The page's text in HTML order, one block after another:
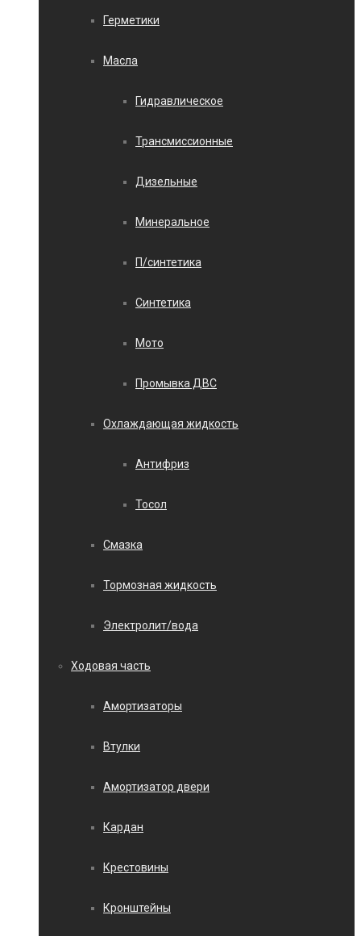
Герметики
Масла
Гидравлическое
Трансмиссионные
Дизельные
Минеральное
П/синтетика
Синтетика
Мото
Промывка ДВС
Охлаждающая жидкость
Антифриз
Тосол
Смазка
Тормозная жидкость
Электролит/вода
Ходовая часть
Амортизаторы
Втулки
Амортизатор двери
Кардан
Крестовины
Кронштейны